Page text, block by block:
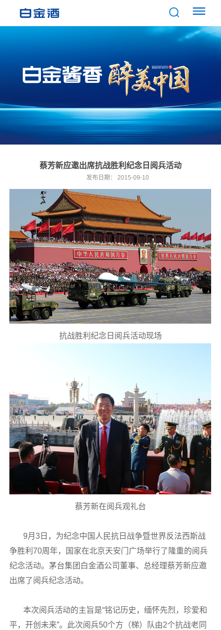
蔡芳新应邀出席抗战胜利纪念日阅兵活动
发布日期： 2015-09-10
抗战胜利纪念日阅兵活动现场
蔡芳新在阅兵观礼台
9月3日，为纪念中国人民抗日战争暨世界反法西斯战
争胜利70周年，国家在北京天安门广场举行了隆重的阅兵
纪念活动。茅台集团白金酒公司董事、总经理蔡芳新应邀
出席了阅兵纪念活动。
本次阅兵活动的主旨是“铭记历史，缅怀先烈，珍爱和
平，开创未来”。此次阅兵50个方（梯）队由2个抗战老同